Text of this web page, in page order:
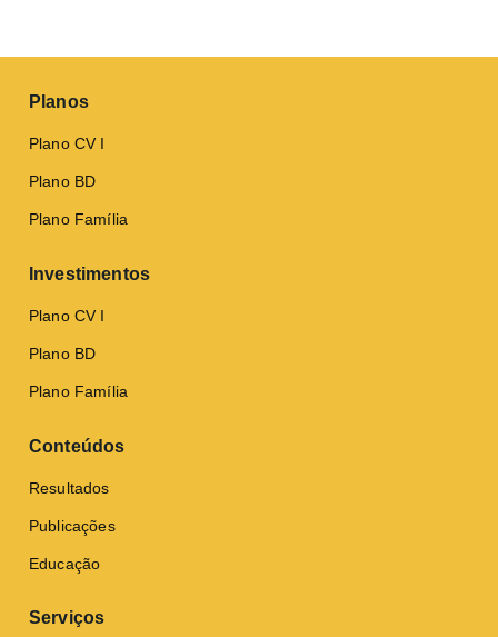
Planos
Plano CV I
Plano BD
Plano Família
Investimentos
Plano CV I
Plano BD
Plano Família
Conteúdos
Resultados
Publicações
Educação
Serviços